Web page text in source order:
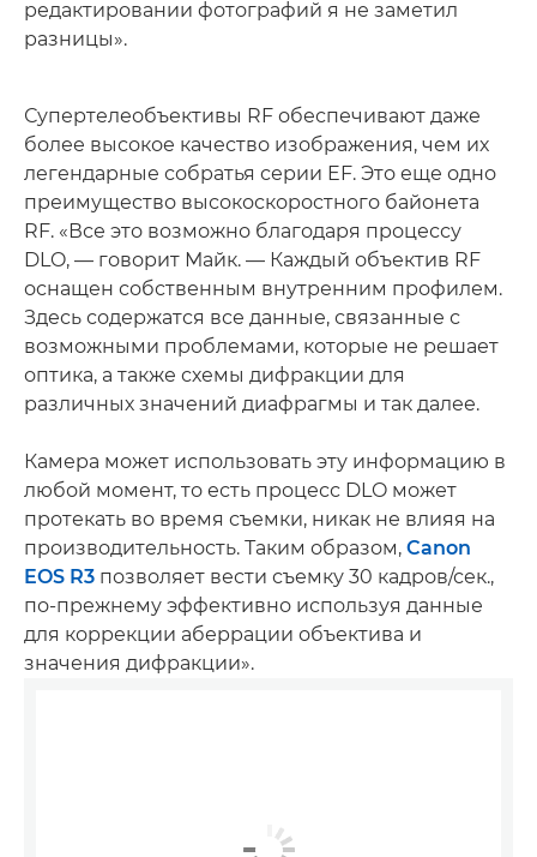
редактировании фотографий я не заметил
разницы».
Супертелеобъективы RF обеспечивают даже
более высокое качество изображения, чем их
легендарные собратья серии EF. Это еще одно
преимущество высокоскоростного байонета
RF. «Все это возможно благодаря процессу
DLO, — говорит Майк. — Каждый объектив RF
оснащен собственным внутренним профилем.
Здесь содержатся все данные, связанные с
возможными проблемами, которые не решает
оптика, а также схемы дифракции для
различных значений диафрагмы и так далее.
Камера может использовать эту информацию в
любой момент, то есть процесс DLO может
протекать во время съемки, никак не влияя на
производительность. Таким образом, Canon
EOS R3 позволяет вести съемку 30 кадров/сек.,
по-прежнему эффективно используя данные
для коррекции аберрации объектива и
значения дифракции».